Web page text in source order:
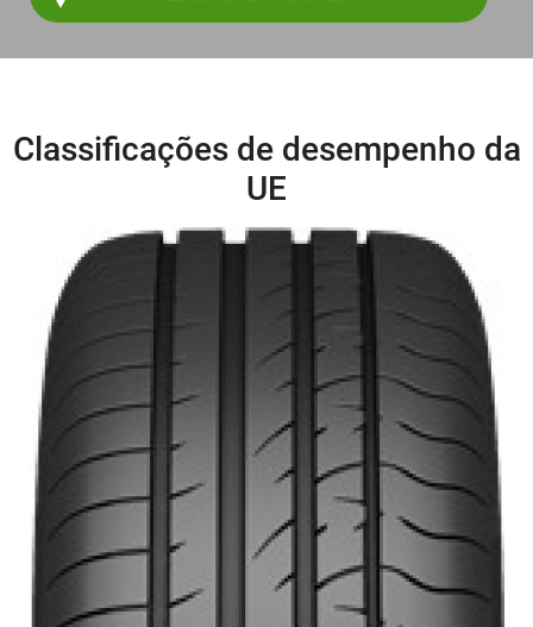
Classificações de desempenho da
UE